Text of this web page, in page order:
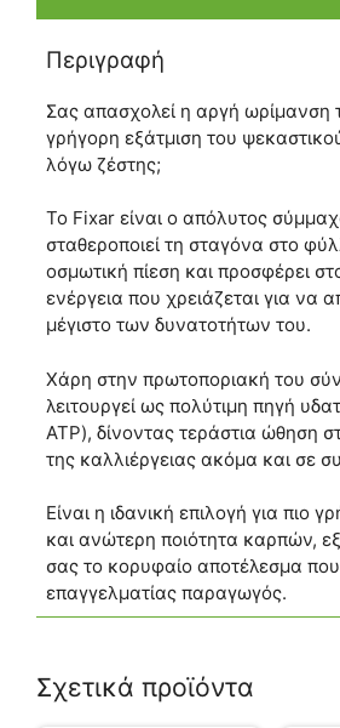
Περιγραφή
Σας απασχολεί η αργή
γρήγορη εξάτμιση του
λόγω ζέστης;
Το Fixar είναι ο απόλυτος
σταθεροποιεί τη σταγόνα στο
οσμωτική πίεση και προσφέρει
ενέργεια που χρειάζεται για να
μέγιστο των δυνατοτήτων του.
Χάρη στην πρωτοποριακή του
λειτουργεί ως πολύτιμη πηγή
ATP), δίνοντας τεράστια ώθηση
της καλλιέργειας ακόμα και σε
Είναι η ιδανική επιλογή για πιο
και ανώτερη ποιότητα καρπών,
σας το κορυφαίο αποτέλεσμα
επαγγελματίας παραγωγός.
Σχετικά προϊόντα